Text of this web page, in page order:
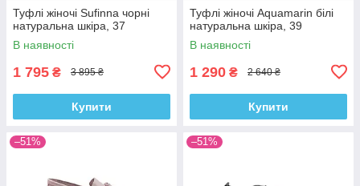
Туфлі жіночі Sufinna чорні
натуральна шкіра, 37
В наявності
1 795 ₴ 3 895 ₴
Купити
Туфлі жіночі Aquamarin білі
натуральна шкіра, 39
В наявності
1 290 ₴ 2 640 ₴
Купити
–51% –51%